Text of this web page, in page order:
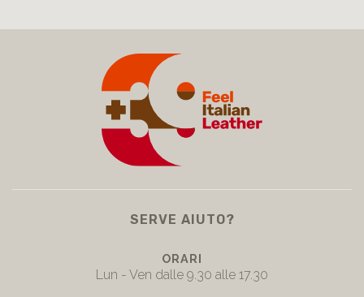
SERVE AIUTO?
ORARI
Lun - Ven dalle 9.30 alle 17.30